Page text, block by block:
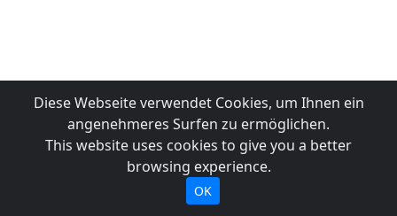
Diese Webseite verwendet Cookies, um Ihnen ein
angenehmeres Surfen zu ermöglichen.
This website uses cookies to give you a better
browsing experience.
OK